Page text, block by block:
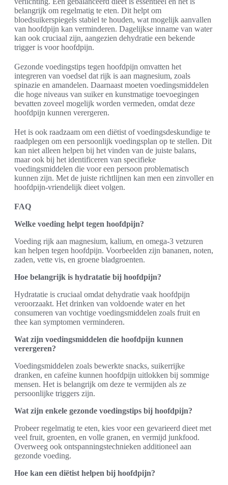
belangrijk om regelmatig te eten. Dit helpt om
bloedsuikerspiegels stabiel te houden, wat mogelijk aanvallen
van hoofdpijn kan verminderen. Dagelijkse inname van water
kan ook cruciaal zijn, aangezien dehydratie een bekende
trigger is voor hoofdpijn.
Gezonde voedingstips tegen hoofdpijn omvatten het
integreren van voedsel dat rijk is aan magnesium, zoals
spinazie en amandelen. Daarnaast moeten voedingsmiddelen
die hoge niveaus van suiker en kunstmatige toevoegingen
bevatten zoveel mogelijk worden vermeden, omdat deze
hoofdpijn kunnen verergeren.
Het is ook raadzaam om een diëtist of voedingsdeskundige te
raadplegen om een persoonlijk voedingsplan op te stellen. Dit
kan niet alleen helpen bij het vinden van de juiste balans,
maar ook bij het identificeren van specifieke
voedingsmiddelen die voor een persoon problematisch
kunnen zijn. Met de juiste richtlijnen kan men een zinvoller en
hoofdpijn-vriendelijk dieet volgen.
FAQ
Welke voeding helpt tegen hoofdpijn?
Voeding rijk aan magnesium, kalium, en omega-3 vetzuren
kan helpen tegen hoofdpijn. Voorbeelden zijn bananen, noten,
zaden, vette vis, en groene bladgroenten.
Hoe belangrijk is hydratatie bij hoofdpijn?
Hydratatie is cruciaal omdat dehydratie vaak hoofdpijn
veroorzaakt. Het drinken van voldoende water en het
consumeren van vochtige voedingsmiddelen zoals fruit en
thee kan symptomen verminderen.
Wat zijn voedingsmiddelen die hoofdpijn kunnen
verergeren?
Voedingsmiddelen zoals bewerkte snacks, suikerrijke
dranken, en cafeïne kunnen hoofdpijn uitlokken bij sommige
mensen. Het is belangrijk om deze te vermijden als ze
persoonlijke triggers zijn.
Wat zijn enkele gezonde voedingstips bij hoofdpijn?
Probeer regelmatig te eten, kies voor een gevarieerd dieet met
veel fruit, groenten, en volle granen, en vermijd junkfood.
Overweeg ook ontspanningstechnieken additioneel aan
gezonde voeding.
Hoe kan een diëtist helpen bij hoofdpijn?